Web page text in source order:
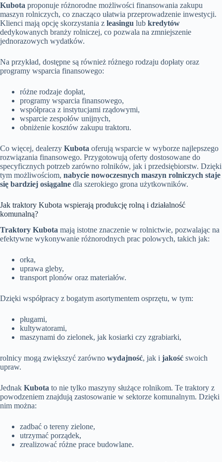
Kubota proponuje różnorodne możliwości finansowania zakupu
maszyn rolniczych, co znacząco ułatwia przeprowadzenie inwestycji.
Klienci mają opcję skorzystania z leasingu lub kredytów
dedykowanych branży rolniczej, co pozwala na zmniejszenie
jednorazowych wydatków.
Na przykład, dostępne są również różnego rodzaju dopłaty oraz
programy wsparcia finansowego:
różne rodzaje dopłat,
programy wsparcia finansowego,
współpraca z instytucjami rządowymi,
wsparcie zespołów unijnych,
obniżenie kosztów zakupu traktoru.
Co więcej, dealerzy Kubota oferują wsparcie w wyborze najlepszego
rozwiązania finansowego. Przygotowują oferty dostosowane do
specyficznych potrzeb zarówno rolników, jak i przedsiębiorstw. Dzięki
tym możliwościom, nabycie nowoczesnych maszyn rolniczych staje
się bardziej osiągalne dla szerokiego grona użytkowników.
Jak traktory Kubota wspierają produkcję rolną i działalność
komunalną?
Traktory Kubota mają istotne znaczenie w rolnictwie, pozwalając na
efektywne wykonywanie różnorodnych prac polowych, takich jak:
orka,
uprawa gleby,
transport plonów oraz materiałów.
Dzięki współpracy z bogatym asortymentem osprzętu, w tym:
pługami,
kultywatorami,
maszynami do zielonek, jak kosiarki czy zgrabiarki,
rolnicy mogą zwiększyć zarówno wydajność, jak i jakość swoich
upraw.
Jednak Kubota to nie tylko maszyny służące rolnikom. Te traktory z
powodzeniem znajdują zastosowanie w sektorze komunalnym. Dzięki
nim można:
zadbać o tereny zielone,
utrzymać porządek,
zrealizować różne prace budowlane.